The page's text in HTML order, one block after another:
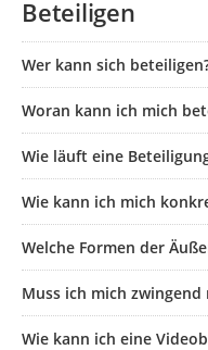
Beteiligen
Wer kann sich
Woran kann ich mich
Wie läuft eine
Wie kann ich mich
Welche Formen der
Muss ich mich zwingend
Wie kann ich eine